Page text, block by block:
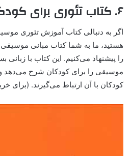
۶. کتاب تئوری برای کودکان نوشته لینا نگ
اگر به دنبالی کتاب آموزش تئوری
هستید، ما به شما کتاب مبانی موسیقی
را پیشنهاد می‌کنیم. این کتاب با زبانی
موسیقی را برای کودکان شرح می‌دهد
کودکان با آن ارتباط می‌گیرند. (برای